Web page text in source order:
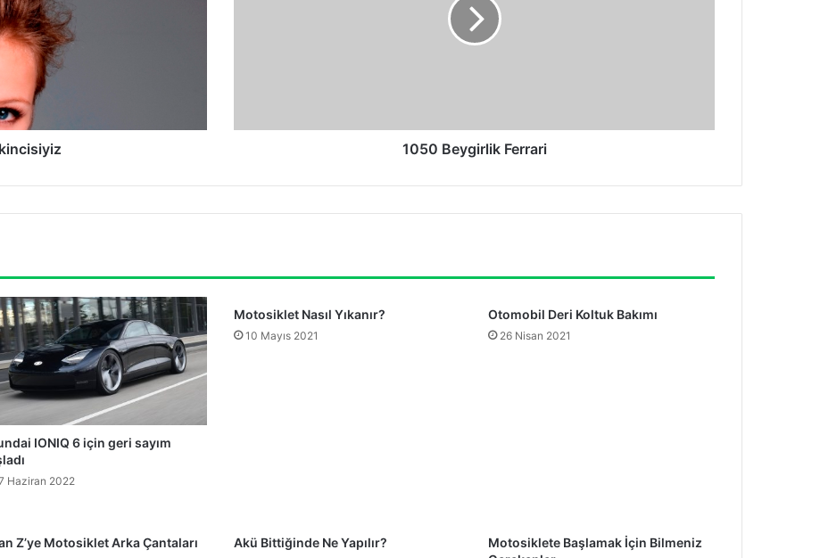
1050 Beygirlik Ferrari
IONIQ 6 için geri sayım
Haziran 2022
Motosiklet Nasıl Yıkanır?
10 Mayıs 2021
Otomobil Deri Koltuk Bakımı
26 Nisan 2021
Z’ye Motosiklet Arka Çantaları Akü Bittiğinde Ne Yapılır?
Motosiklete Başlamak İçin Bilmeniz